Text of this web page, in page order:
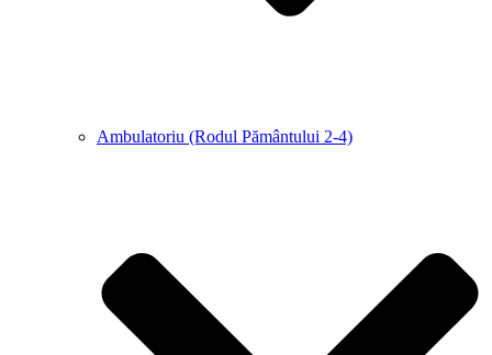
Ambulatoriu (Rodul Pământului 2-4)